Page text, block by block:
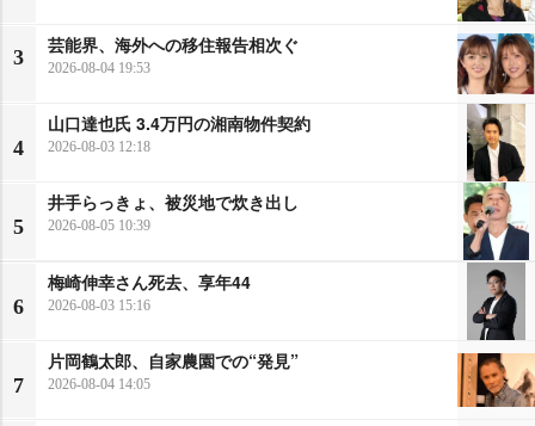
3
芸能界、海外への移住報告相次ぐ
2026-08-04 19:53
4
山口達也氏 3.4万円の湘南物件契約
2026-08-03 12:18
5
井手らっきょ、被災地で炊き出し
2026-08-05 10:39
6
梅崎伸幸さん死去、享年44
2026-08-03 15:16
7
片岡鶴太郎、自家農園での“発見”
2026-08-04 14:05